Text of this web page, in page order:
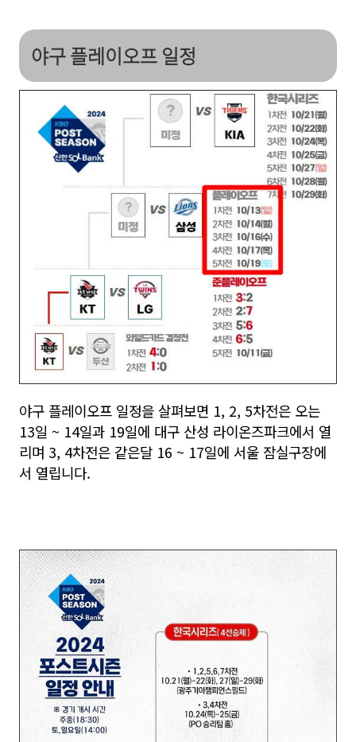
야구 플레이오프 일정
야구 플레이오프 일정을 살펴보면 1, 2, 5차전은 오는
13일 ~ 14일과 19일에 대구 산성 라이온즈파크에서 열
리며 3, 4차전은 같은달 16 ~ 17일에 서울 잠실구장에
서 열립니다.